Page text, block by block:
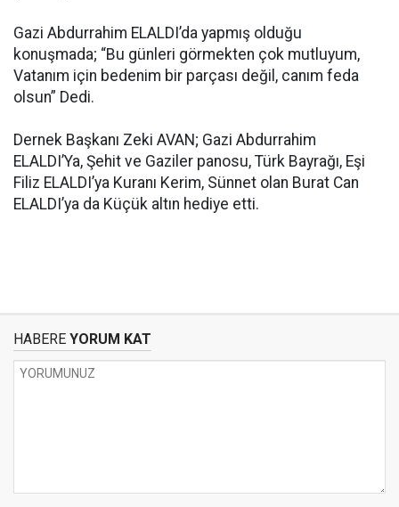
Gazi Abdurrahim ELALDI’da yapmış olduğu
konuşmada; “Bu günleri görmekten çok mutluyum,
Vatanım için bedenim bir parçası değil, canım feda
olsun” Dedi.
Dernek Başkanı Zeki AVAN; Gazi Abdurrahim
ELALDI’Ya, Şehit ve Gaziler panosu, Türk Bayrağı, Eşi
Filiz ELALDI’ya Kuranı Kerim, Sünnet olan Burat Can
ELALDI’ya da Küçük altın hediye etti.
HABERE YORUM KAT